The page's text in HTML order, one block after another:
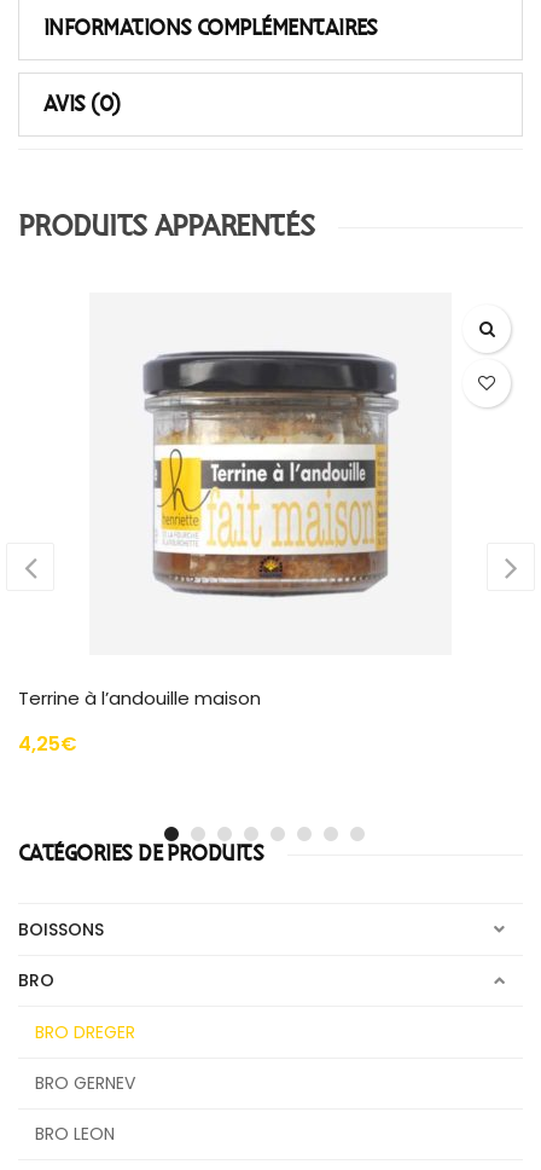
INFORMATIONS COMPLÉMENTAIRES
AVIS (0)
PRODUITS APPARENTÉS
Whisky Kornog Roc’h Hir 46% Single
CATÉGORIES DE PRODUITS
BOISSONS
BRO
BRO DREGER
BRO GERNEV
BRO LEON